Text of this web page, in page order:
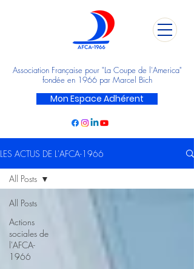
Association Française pour "La Coupe de l'America"
fondée en 1966 par Marcel Bich
Mon Espace Adhérent
LES ACTUS DE L'AFCA-1966
All Posts
Actions
sociales de
l'AFCA-
1966
All Posts